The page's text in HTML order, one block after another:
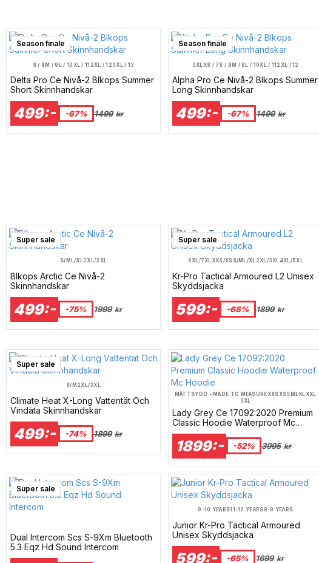
Season finale
S / 8 M / 9 L / 10 XL / 11 2XL / 12 3XL / 13
Delta Pro Ce Nivå-2 Blkops Summer
Short Skinnhandskar
499:- -67% 1499 kr
Season finale
3XL XS / 7 S / 8 M / 9 L / 10 XL / 11 2XL / 12
Alpha Pro Ce Nivå-2 Blkops Summer
Long Skinnhandskar
499:- -67% 1499 kr
Super sale
S/M L/XL2XL/3XL
Blkops Arctic Ce Nivå-2
Skinnhandskar
499:- -75% 1999 kr
Super sale
6XL/7XL XXS/XS S/M L/XL 2XL/3XL4XL/5XL
Kr-Pro Tactical Armoured L2 Unisex
Skyddsjacka
599:- -68% 1899 kr
Super sale
S/M 2XL/3XL
Climate Heat X-Long Vattentät Och
Vindäta Skinnhandskar
499:- -74% 1899 kr
MÅTTSYDD - MADE TO MEASURE XXS XSS M XL
XXL
3XL
Lady Grey Ce 17092:2020 Premium
Classic Hoodie Waterproof Mc
Hoodie
1899:- -52% 3995 kr
Super sale
Dual Intercom Scs S-9Xm Bluetooth
5.3 Eqz Hd Sound Intercom
9-10 YEARS11-13 YEARS 8-9 YEARS
Junior Kr-Pro Tactical Armoured
Unisex Skyddsjacka
599:- -65% 1699 kr